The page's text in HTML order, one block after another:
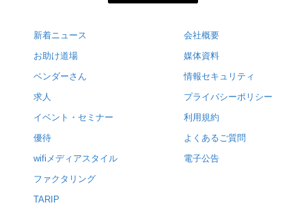
新着ニュース
お助け道場
ベンダーさん
求人
イベント・セミナー
優待
wifiメディアスタイル
ファクタリング
TARIP
会社概要
媒体資料
情報セキュリティ
プライバシーポリシー
利用規約
よくあるご質問
電子公告